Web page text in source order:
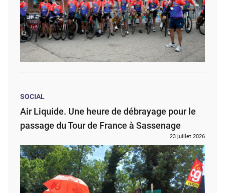
SOCIAL
Air Liquide. Une heure de débrayage pour le
passage du Tour de France à Sassenage
23 juillet 2026